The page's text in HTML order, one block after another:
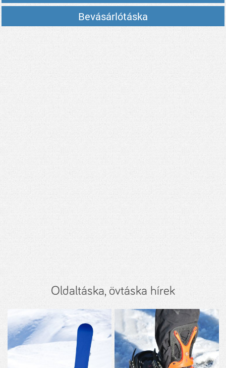
Bevásárlótáska
Oldaltáska, övtáska hírek